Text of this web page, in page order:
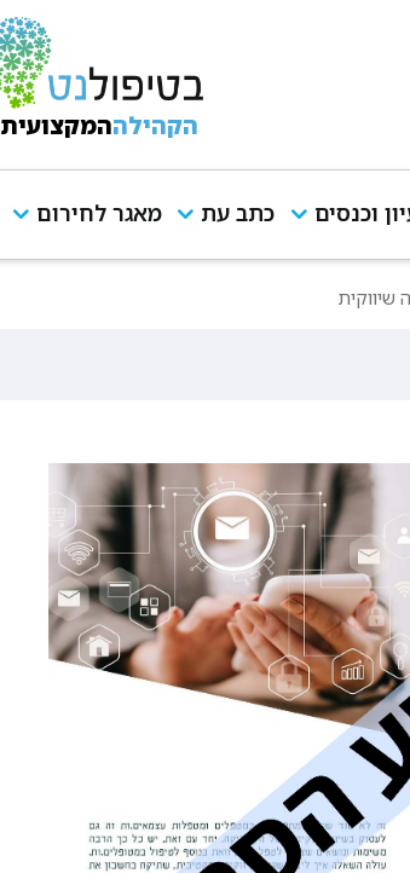
הקהילההמקצועית
וכנסים כתב עת מאגר לחירום
שיווקית